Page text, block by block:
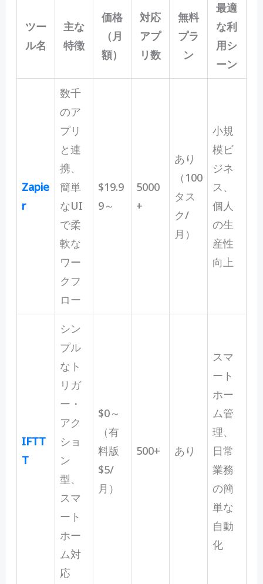
ツー
ル名
主な
特徴
価格
（月
額）
対応
アプ
リ数
無料
プラ
ン
最適
な利
用シ
ーン
Zapie
r
数千
のア
プリ
と連
携、
簡単
なUI
で柔
軟な
ワー
クフ
ロー
$19.9
9～
5000
+
あり
（100
タス
ク/
月）
小規
模ビ
ジネ
ス、
個人
の生
産性
向上
IFTT
T
シン
プル
なト
リガ
ー・
アク
ショ
ン
型、
スマ
ート
ホー
ム対
応
$0～
（有
料版
$5/
月）
500+ あり
スマ
ート
ホー
ム管
理、
日常
業務
の簡
単な
自動
化